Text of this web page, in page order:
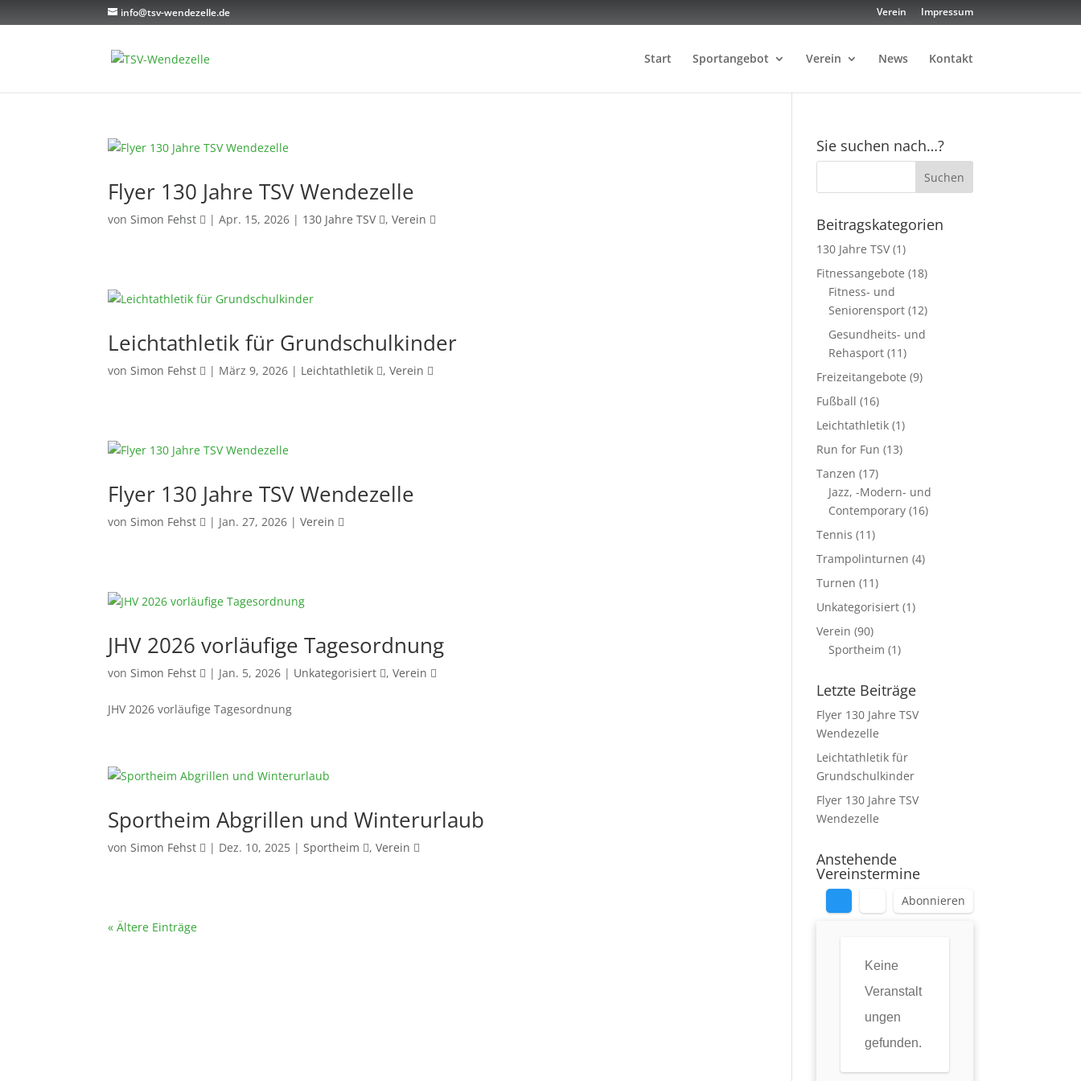
info@tsv-wendezelle.de Verein Impressum
Start Sportangebot Verein News Kontakt
Flyer 130 Jahre TSV Wendezelle
vonSimon Fehst |Apr. 15, 2026 | 130 Jahre TSV ,Verein
Leichtathletik für Grundschulkinder
vonSimon Fehst | März 9, 2026 | Leichtathletik ,Verein
Flyer 130 Jahre TSV Wendezelle
vonSimon Fehst | Jan. 27, 2026 |Verein
JHV 2026 vorläufige Tagesordnung
vonSimon Fehst | Jan. 5, 2026 | Unkategorisiert ,Verein
JHV 2026 vorläufige Tagesordnung
Sportheim Abgrillen und Winterurlaub
vonSimon Fehst | Dez. 10, 2025 |Sportheim ,Verein
« Ältere Einträge
Sie suchen nach…?
Beitragskategorien
130 Jahre TSV(1)
Fitnessangebote (18)
Fitness- und
Seniorensport (12)
Gesundheits- und
Rehasport (11)
Freizeitangebote (9)
Fußball (16)
Leichtathletik (1)
Run for Fun (13)
Tanzen (17)
Jazz, -Modern- und
Contemporary (16)
Tennis (11)
Trampolinturnen (4)
Turnen (11)
Unkategorisiert (1)
Verein (90)
Sportheim (1)
Letzte Beiträge
Flyer 130 Jahre TSV
Wendezelle
Leichtathletik für
Grundschulkinder
Flyer 130 Jahre TSV
Wendezelle
Anstehende
Vereinstermine
Abonnieren
Keine
Veranstalt
ungen
gefunden.